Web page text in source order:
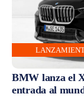
BMW lanza el
entrada al